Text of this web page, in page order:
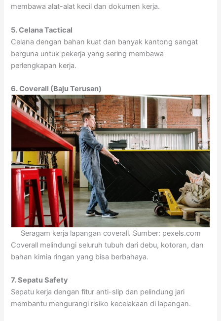
membawa alat-alat kecil dan dokumen kerja.
5. Celana Tactical
Celana dengan bahan kuat dan banyak kantong sangat
berguna untuk pekerja yang sering membawa
perlengkapan kerja.
6. Coverall (Baju Terusan)
Seragam kerja lapangan coverall. Sumber: pexels.com
Coverall melindungi seluruh tubuh dari debu, kotoran, dan
bahan kimia ringan yang bisa berbahaya.
7. Sepatu Safety
Sepatu kerja dengan fitur anti-slip dan pelindung jari
membantu mengurangi risiko kecelakaan di lapangan.